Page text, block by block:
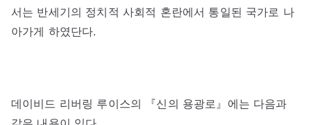
서는 반세기의 정치적 사회적 혼란에서 통일된 국가로 나
아가게 하였단다.
데이비드 리버링 루이스의 『신의 용광로』에는 다음과